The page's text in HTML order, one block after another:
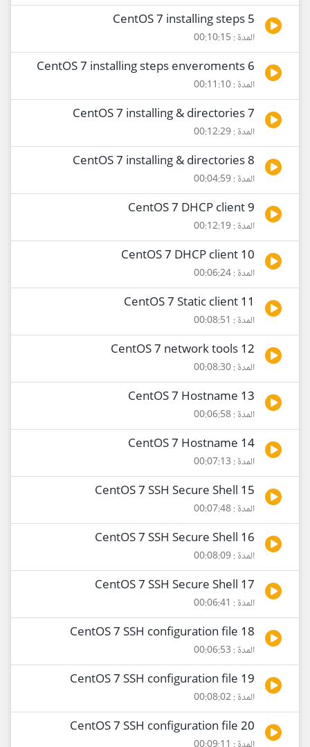
5 CentOS 7 installing steps
المدة : 00:10:15
6 CentOS 7 installing steps enveroments
المدة : 00:11:10
7 CentOS 7 installing & directories
المدة : 00:12:29
8 CentOS 7 installing & directories
المدة : 00:04:59
9 CentOS 7 DHCP client
المدة : 00:12:19
10 CentOS 7 DHCP client
المدة : 00:06:24
11 CentOS 7 Static client
المدة : 00:08:51
12 CentOS 7 network tools
المدة : 00:08:30
13 CentOS 7 Hostname
المدة : 00:06:58
14 CentOS 7 Hostname
المدة : 00:07:13
15 CentOS 7 SSH Secure Shell
المدة : 00:07:48
16 CentOS 7 SSH Secure Shell
المدة : 00:08:09
17 CentOS 7 SSH Secure Shell
المدة : 00:06:41
18 CentOS 7 SSH configuration file
المدة : 00:06:53
19 CentOS 7 SSH configuration file
المدة : 00:08:02
20 CentOS 7 SSH configuration file